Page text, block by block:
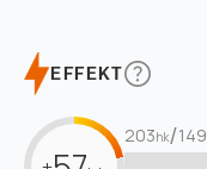
EFFEKT
203hk/149